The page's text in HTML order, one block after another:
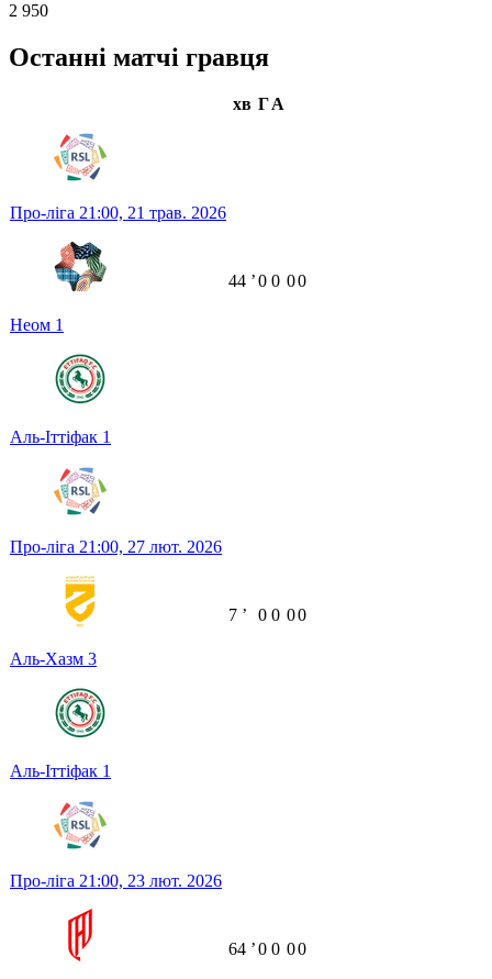
2 950
Останні матчі гравця
хв ГА
Про-ліга 21:00, 21 трав. 2026
Неом 1
Аль-Іттіфак 1
44 ʼ0 0 00
Про-ліга 21:00, 27 лют. 2026
Аль-Хазм 3
Аль-Іттіфак 1
7 ʼ 0 0 00
Про-ліга 21:00, 23 лют. 2026
64 ʼ0 0 00